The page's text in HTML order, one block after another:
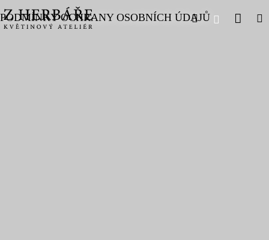
na
obsah
Hledat Přihlášení
PODMÍNKY OCHRANY OSOBNÍCH ÚDAJŮ